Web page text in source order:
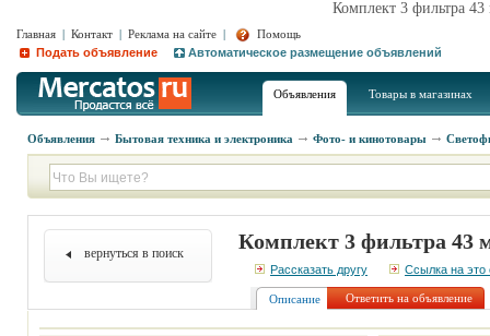
Комплект 3 фильтра
Главная | Контакт | Реклама на сайте |
Помощь
Подать объявление
Автоматическое размещение объявлений
Объявления Товары в магазинах
Объявления Бытовая техника и электроника Фото- и кинотовары
вернуться в поиск Комплект 3 фильтра
Рассказать другу Ссылка на это
Описание Ответить на объявление